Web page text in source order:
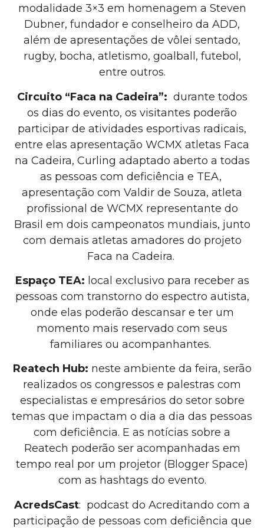
modalidade 3×3 em homenagem a Steven
Dubner, fundador e conselheiro da ADD,
além de apresentações de vôlei sentado,
rugby, bocha, atletismo, goalball, futebol,
entre outros.
Circuito “Faca na Cadeira”: durante todos
os dias do evento, os visitantes poderão
participar de atividades esportivas radicais,
entre elas apresentação WCMX atletas Faca
na Cadeira, Curling adaptado aberto a todas
as pessoas com deficiência e TEA,
apresentação com Valdir de Souza, atleta
profissional de WCMX representante do
Brasil em dois campeonatos mundiais, junto
com demais atletas amadores do projeto
Faca na Cadeira.
Espaço TEA: local exclusivo para receber as
pessoas com transtorno do espectro autista,
onde elas poderão descansar e ter um
momento mais reservado com seus
familiares ou acompanhantes.
Reatech Hub: neste ambiente da feira, serão
realizados os congressos e palestras com
especialistas e empresários do setor sobre
temas que impactam o dia a dia das pessoas
com deficiência. E as notícias sobre a
Reatech poderão ser acompanhadas em
tempo real por um projetor (Blogger Space)
com as hashtags do evento.
AcredsCast: podcast do Acreditando com a
participação de pessoas com deficiência que